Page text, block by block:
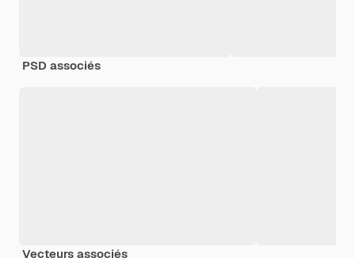
PSD associés
Vecteurs associés